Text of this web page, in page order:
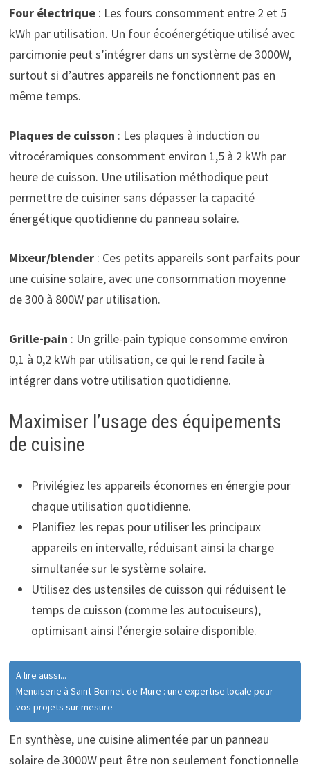
Four électrique: Les fours consomment entre 2 et 5
kWh par utilisation. Un four écoénergétique utilisé avec
parcimonie peut s’intégrer dans un système de 3000W,
surtout si d’autres appareils ne fonctionnent pas en
même temps.
Plaques de cuisson : Les plaques à induction ou
vitrocéramiques consomment environ 1,5 à 2 kWh par
heure de cuisson. Une utilisation méthodique peut
permettre de cuisiner sans dépasser la capacité
énergétique quotidienne du panneau solaire.
Mixeur/blender: Ces petits appareils sont parfaits pour
une cuisine solaire, avec une consommation moyenne
de 300 à 800W par utilisation.
Grille-pain : Un grille-pain typique consomme environ
0,1 à 0,2 kWh par utilisation, ce qui le rend facile à
intégrer dans votre utilisation quotidienne.
Maximiser l’usage des équipements
de cuisine
Privilégiez les appareils économes en énergie pour
chaque utilisation quotidienne.
Planifiez les repas pour utiliser les principaux
appareils en intervalle, réduisant ainsi la charge
simultanée sur le système solaire.
Utilisez des ustensiles de cuisson qui réduisent le
temps de cuisson (comme les autocuiseurs),
optimisant ainsi l’énergie solaire disponible.
A lire aussi...
Menuiserie à Saint-Bonnet-de-Mure : une expertise locale pour
vos projets sur mesure
En synthèse, une cuisine alimentée par un panneau
solaire de 3000W peut être non seulement fonctionnelle